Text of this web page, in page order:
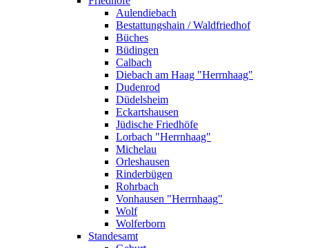
Aulendiebach
Bestattungshain / Waldfriedhof
Büches
Büdingen
Calbach
Diebach am Haag "Herrnhaag"
Dudenrod
Düdelsheim
Eckartshausen
Jüdische Friedhöfe
Lorbach "Herrnhaag"
Michelau
Orleshausen
Rinderbügen
Rohrbach
Vonhausen "Herrnhaag"
Wolf
Wolferborn
Standesamt